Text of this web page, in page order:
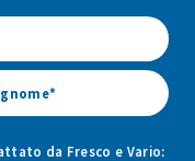
da Fresco e Vario: